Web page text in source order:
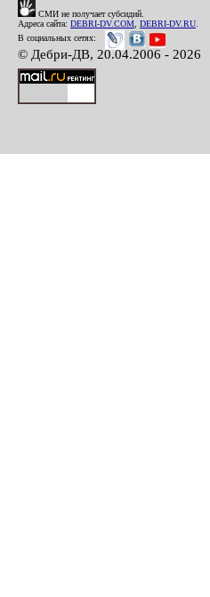
СМИ не получает субсидий.
Адреса сайта: DEBRI-DV.COM DEBRI-DV.RU
В социальных сетях:
© Дебри-ДВ, 20.04.2006 - 2026